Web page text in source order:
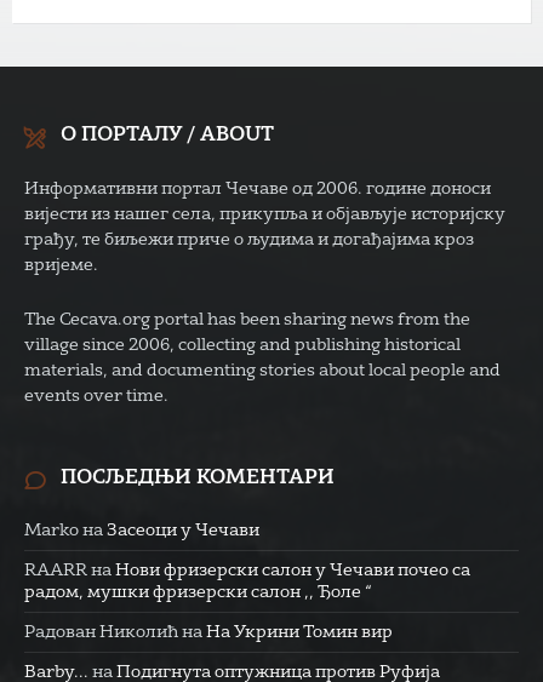
О ПОРТАЛУ / ABOUT
Информативни портал Чечаве од 2006. године доноси
вијести из нашег села, прикупља и објављује историјску
грађу, те биљежи приче о људима и догађајима кроз
вријеме.
The Cecava.org portal has been sharing news from the
village since 2006, collecting and publishing historical
materials, and documenting stories about local people and
events over time.
ПОСЉЕДЊИ КОМЕНТАРИ
Marko на Засеоци у Чечави
RAARR на Нови фризерски салон у Чечави почео са
радом, мушки фризерски салон ,, Ђоле “
Радован Николић на На Укрини Томин вир
Barby... на Подигнута оптужница против Руфија